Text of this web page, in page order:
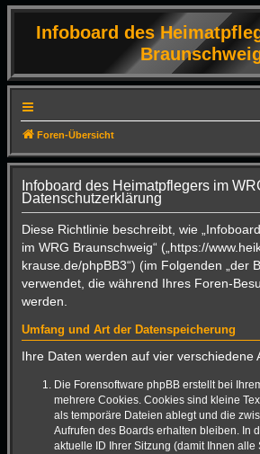
Infoboard des
Foren-Übersicht
Infoboard des Heimatpflegers im
Datenschutzerklärung
Diese Richtlinie beschreibt, wie
im WRG Braunschweig“ („https://
krause.de/phpBB3“) (im Folgenden „der
verwendet, die während Ihres Foren-
werden.
Umfang und Art der Datenspeicherung
Ihre Daten werden auf vier verschiedene
Die Forensoftware phpBB erstellt bei
mehrere Cookies. Cookies sind kleine
als temporäre Dateien ablegt und die
Aufrufen des Boards erhalten bleiben. In
aktuelle ID Ihrer Sitzung (damit Ihnen alle